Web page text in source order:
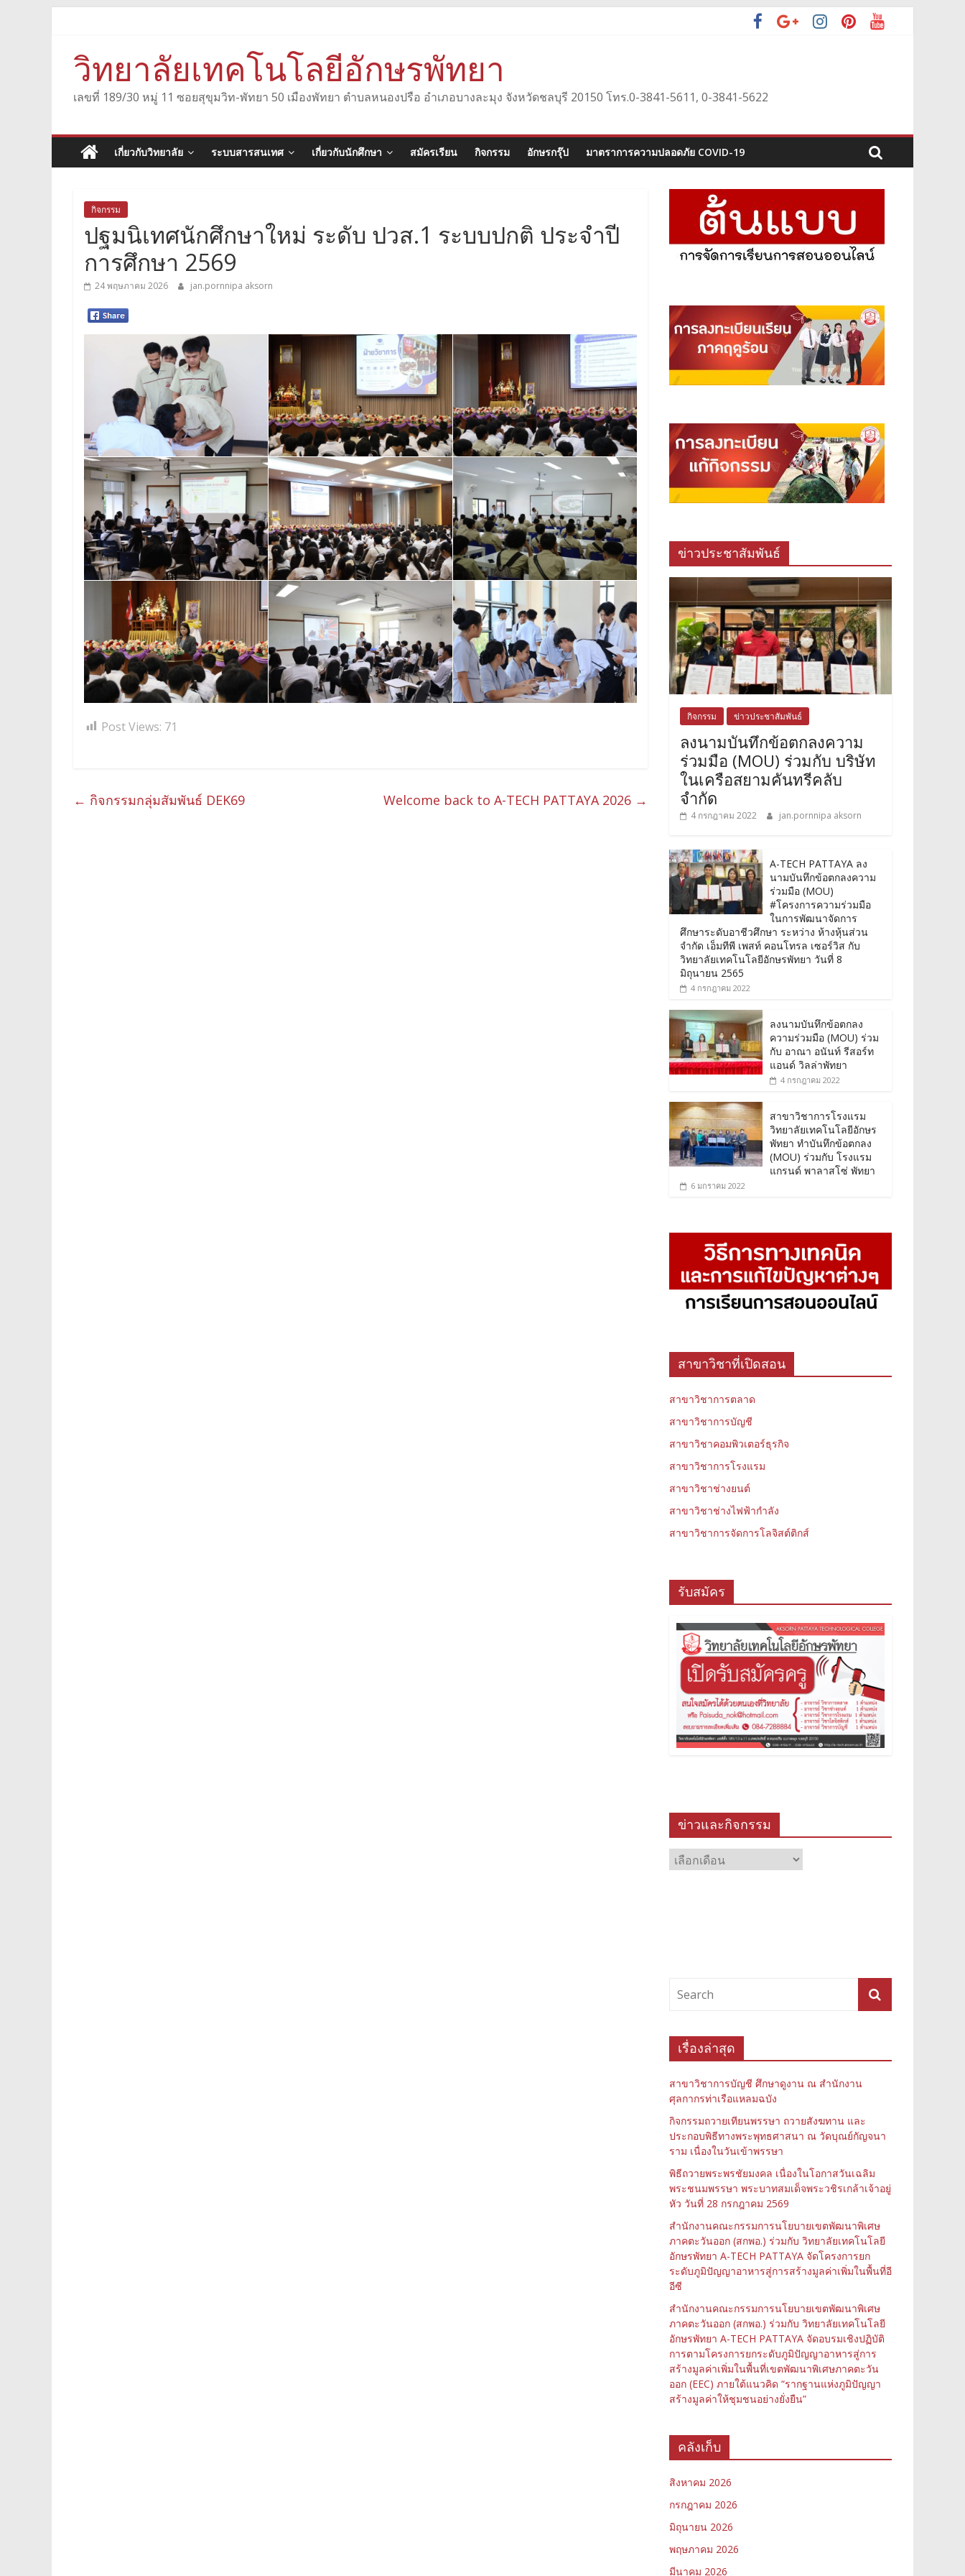
contentวิทยาลัยเทคโนโลยีอักษรพัทยา
เลขที่ 189/30 หมู่ 11 ซอยสุขุมวิท-พัทยา 50 เมืองพัทยา ตำบลหนองปรือ อำเภอบางละมุง จังหวัดชลบุรี 20150 โทร.0-3841-5611, 0-3841-5622
เกี่ยวกับวิทยาลัย ระบบสารสนเทศ เกี่ยวกับนักศึกษา สมัครเรียน กิจกรรม อักษรกรุ๊ป มาตราการความปลอดภัย COVID-19
กิจกรรม
ปฐมนิเทศนักศึกษาใหม่ ระดับ ปวส.1 ระบบปกติ ประจำปี
การศึกษา 2569
24 พฤษภาคม 2026 jan.pornnipa aksorn
Post Views: 71
← กิจกรรมกลุ่มสัมพันธ์ DEK69 Welcome back to A-TECH PATTAYA 2026 →
ข่าวประชาสัมพันธ์
กิจกรรม ข่าวประชาสัมพันธ์
ลงนามบันทึกข้อตกลงความ
ร่วมมือ (MOU) ร่วมกับ บริษัท
ในเครือสยามคันทรีคลับ
จำกัด
4 กรกฎาคม 2022 jan.pornnipa aksorn
A-TECH PATTAYA ลง
นามบันทึกข้อตกลงความ
ร่วมมือ (MOU)
#โครงการความร่วมมือ
ในการพัฒนาจัดการ
ศึกษาระดับอาชีวศึกษา ระหว่าง ห้างหุ้นส่วน
จำกัด เอ็มทีพี เพสท์ คอนโทรล เซอร์วิส กับ
วิทยาลัยเทคโนโลยีอักษรพัทยา วันที่ 8
มิถุนายน 2565
4 กรกฎาคม 2022
ลงนามบันทึกข้อตกลง
ความร่วมมือ (MOU) ร่วม
กับ อาณา อนันท์ รีสอร์ท
แอนด์ วิลล่าพัทยา
4 กรกฎาคม 2022
สาขาวิชาการโรงแรม
วิทยาลัยเทคโนโลยีอักษร
พัทยา ทำบันทึกข้อตกลง
(MOU) ร่วมกับ โรงแรม
แกรนด์ พาลาสโซ่ พัทยา
6 มกราคม 2022
สาขาวิชาที่เปิดสอน
สาขาวิชาการตลาด
สาขาวิชาการบัญชี
สาขาวิชาคอมพิวเตอร์ธุรกิจ
สาขาวิชาการโรงแรม
สาขาวิชาช่างยนต์
สาขาวิชาช่างไฟฟ้ากำลัง
สาขาวิชาการจัดการโลจิสต์ติกส์
รับสมัคร
ข่าวและกิจกรรม
ข่าว
และ
เรื่องล่าสุด
สาขาวิชาการบัญชี ศึกษาดูงาน ณ สำนักงาน
ศุลกากรท่าเรือแหลมฉบัง
กิจกรรมถวายเทียนพรรษา ถวายสังฆทาน และ
ประกอบพิธีทางพระพุทธศาสนา ณ วัดบุณย์กัญจนา
ราม เนื่องในวันเข้าพรรษา
พิธีถวายพระพรชัยมงคล เนื่องในโอกาสวันเฉลิม
พระชนมพรรษา พระบาทสมเด็จพระวชิรเกล้าเจ้าอยู่
หัว วันที่ 28 กรกฎาคม 2569
สำนักงานคณะกรรมการนโยบายเขตพัฒนาพิเศษ
ภาคตะวันออก (สกพอ.) ร่วมกับ วิทยาลัยเทคโนโลยี
อักษรพัทยา A-TECH PATTAYA จัดโครงการยก
ระดับภูมิปัญญาอาหารสู่การสร้างมูลค่าเพิ่มในพื้นที่อี
อีซี
สำนักงานคณะกรรมการนโยบายเขตพัฒนาพิเศษ
ภาคตะวันออก (สกพอ.) ร่วมกับ วิทยาลัยเทคโนโลยี
อักษรพัทยา A-TECH PATTAYA จัดอบรมเชิงปฏิบัติ
การตามโครงการยกระดับภูมิปัญญาอาหารสู่การ
สร้างมูลค่าเพิ่มในพื้นที่เขตพัฒนาพิเศษภาคตะวัน
ออก (EEC) ภายใต้แนวคิด “รากฐานแห่งภูมิปัญญา
สร้างมูลค่าให้ชุมชนอย่างยั่งยืน”
คลังเก็บ
สิงหาคม 2026
กรกฎาคม 2026
มิถุนายน 2026
พฤษภาคม 2026
มีนาคม 2026